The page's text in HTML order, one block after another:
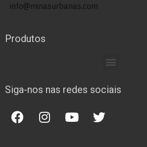
info@minasurbanas.com
Produtos
Siga-nos nas redes sociais